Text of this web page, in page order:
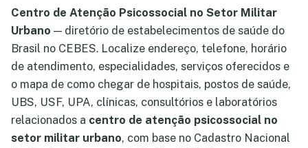
Centro de Atenção Psicossocial no Setor Militar
Urbano — diretório de estabelecimentos de saúde do
Brasil no CEBES. Localize endereço, telefone, horário
de atendimento, especialidades, serviços oferecidos e
o mapa de como chegar de hospitais, postos de saúde,
UBS, USF, UPA, clínicas, consultórios e laboratórios
relacionados a centro de atenção psicossocial no
setor militar urbano, com base no Cadastro Nacional